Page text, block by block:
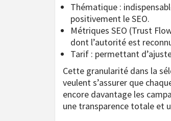
Thématique :
positivement le SEO.
Métriques SEO (Trust
dont l’autorité est
Tarif : permettant
Cette granularité dans la
veulent s’assurer que
encore davantage les
une transparence totale et